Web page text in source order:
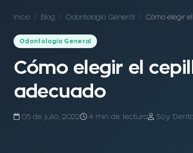
Inicio Blog Odontología General Cómo elegir
Odontología General
Cómo elegir el
adecuado
05 de julio, 2022 4 min de lectura Soy